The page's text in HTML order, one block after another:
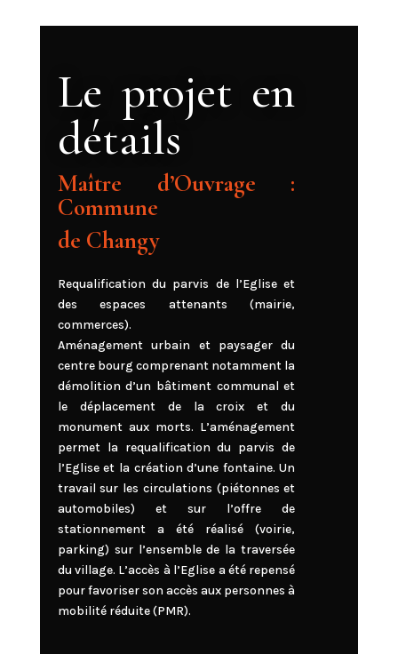
Le projet en
détails
Maître d’Ouvrage :
Commune
de Changy
Requalification du parvis de l’Eglise et
des espaces attenants (mairie,
commerces).
Aménagement urbain et paysager du
centre bourg comprenant notamment la
démolition d’un bâtiment communal et
le déplacement de la croix et du
monument aux morts. L’aménagement
permet la requalification du parvis de
l’Eglise et la création d’une fontaine. Un
travail sur les circulations (piétonnes et
automobiles) et sur l’offre de
stationnement a été réalisé (voirie,
parking) sur l’ensemble de la traversée
du village. L’accès à l’Eglise a été repensé
pour favoriser son accès aux personnes à
mobilité réduite (PMR).